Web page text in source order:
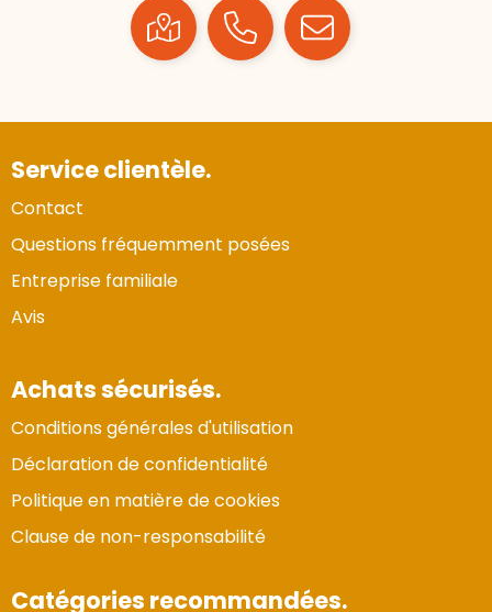
Service clientèle.
Contact
Questions fréquemment posées
Entreprise familiale
Avis
Achats sécurisés.
Conditions générales d'utilisation
Déclaration de confidentialité
Politique en matière de cookies
Clause de non-responsabilité
Catégories recommandées.